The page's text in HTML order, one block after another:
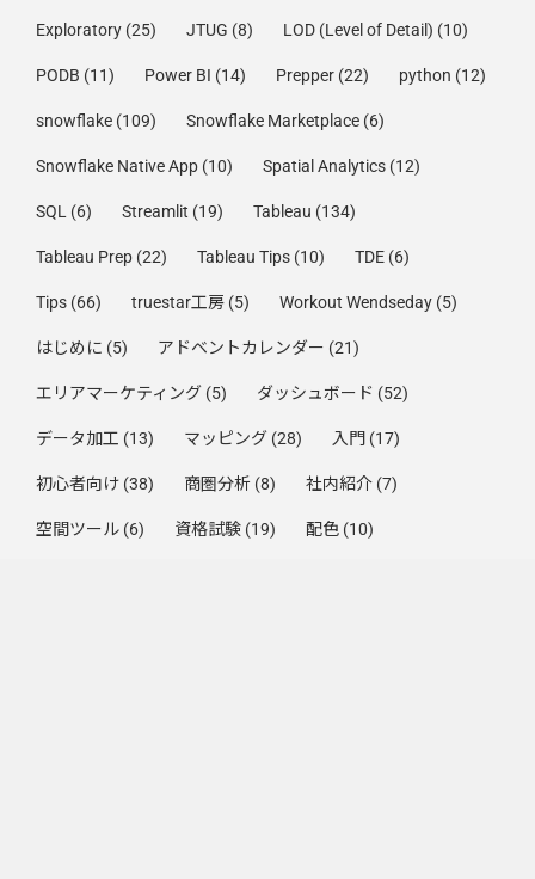
Exploratory (25) JTUG (8) LOD (Level of Detail) (10)
PODB (11) Power BI (14) Prepper (22) python (12)
snowflake (109) Snowflake Marketplace (6)
Snowflake Native App (10) Spatial Analytics (12)
SQL (6) Streamlit (19) Tableau (134)
Tableau Prep (22) Tableau Tips (10) TDE (6)
Tips (66) truestar工房 (5) Workout Wendseday (5)
はじめに (5) アドベントカレンダー (21)
エリアマーケティング (5) ダッシュボード (52)
データ加工 (13) マッピング (28) 入門 (17)
初心者向け (38) 商圏分析 (8) 社内紹介 (7)
空間ツール (6) 資格試験 (19) 配色 (10)